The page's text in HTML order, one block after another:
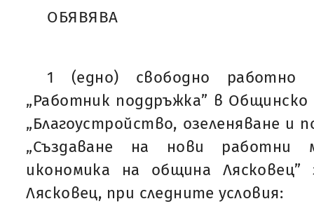
ОБЯВЯВА
1 (едно) свободно работно
„Работник поддръжка” в
„Благоустройство, озеленяване и
„Създаване на нови работни
икономика на община
Лясковец, при следните условия: